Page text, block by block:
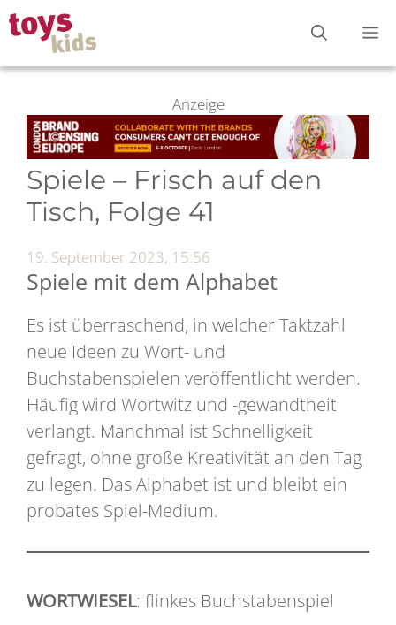
Zum
Inhalt
springen
Anzeige
Spiele – Frisch auf den
Tisch, Folge 41
19. September 2023, 15:56
Spiele mit dem Alphabet
Es ist überraschend, in welcher Taktzahl
neue Ideen zu Wort- und
Buchstabenspielen veröffentlicht werden.
Häufig wird Wortwitz und -gewandtheit
verlangt. Manchmal ist Schnelligkeit
gefragt, ohne große Kreativität an den Tag
zu legen. Das Alphabet ist und bleibt ein
probates Spiel-Medium.
WORTWIESEL: flinkes Buchstabenspiel